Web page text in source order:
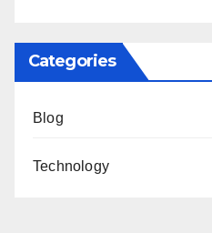
Categories
Blog
Technology